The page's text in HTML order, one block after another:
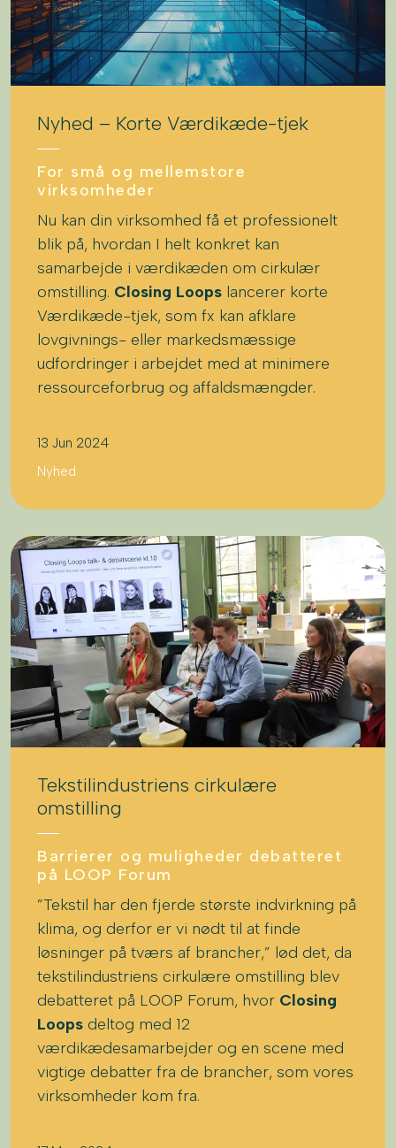
Nyhed – Korte Værdikæde-tjek
For små og mellemstore
virksomheder
Nu kan din virksomhed få et professionelt
blik på, hvordan I helt konkret kan
samarbejde i værdikæden om cirkulær
omstilling. Closing Loops lancerer korte
Værdikæde-tjek, som fx kan afklare
lovgivnings- eller markedsmæssige
udfordringer i arbejdet med at minimere
ressourceforbrug og affaldsmængder.
13 Jun 2024
Nyhed
Tekstilindustriens cirkulære
omstilling
Barrierer og muligheder debatteret
på LOOP Forum
”Tekstil har den fjerde største indvirkning på
klima, og derfor er vi nødt til at finde
løsninger på tværs af brancher,” lød det, da
tekstilindustriens cirkulære omstilling blev
debatteret på LOOP Forum, hvor Closing
Loops deltog med 12
værdikædesamarbejder og en scene med
vigtige debatter fra de brancher, som vores
virksomheder kom fra.